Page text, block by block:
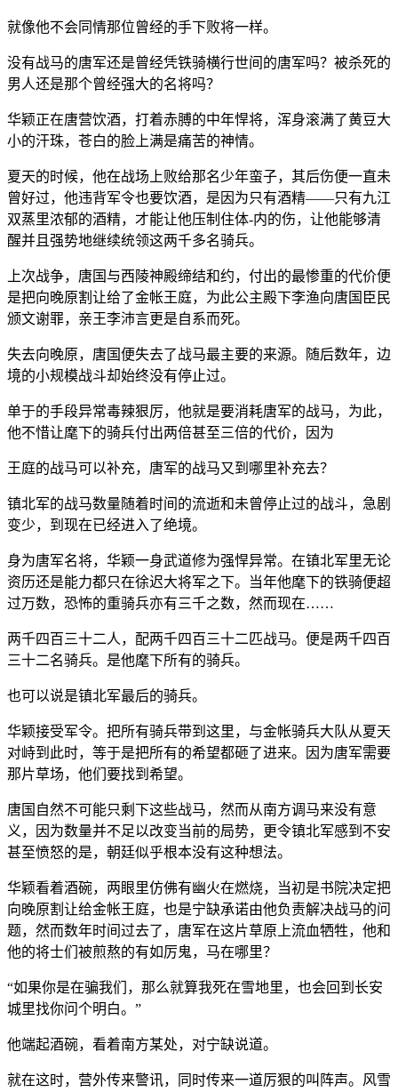
就像他不会同情那位曾经的手下败将一样。
没有战马的唐军还是曾经凭铁骑横行世间的唐军吗？被杀死的
男人还是那个曾经强大的名将吗？
华颖正在唐营饮酒，打着赤膊的中年悍将，浑身滚满了黄豆大
小的汗珠，苍白的脸上满是痛苦的神情。
夏天的时候，他在战场上败给那名少年蛮子，其后伤便一直未
曾好过，他违背军令也要饮酒，是因为只有酒精——只有九江
双蒸里浓郁的酒精，才能让他压制住体-内的伤，让他能够清
醒并且强势地继续统领这两千多名骑兵。
上次战争，唐国与西陵神殿缔结和约，付出的最惨重的代价便
是把向晚原割让给了金帐王庭，为此公主殿下李渔向唐国臣民
颁文谢罪，亲王李沛言更是自系而死。
失去向晚原，唐国便失去了战马最主要的来源。随后数年，边
境的小规模战斗却始终没有停止过。
单于的手段异常毒辣狠厉，他就是要消耗唐军的战马，为此，
他不惜让麾下的骑兵付出两倍甚至三倍的代价，因为
王庭的战马可以补充，唐军的战马又到哪里补充去？
镇北军的战马数量随着时间的流逝和未曾停止过的战斗，急剧
变少，到现在已经进入了绝境。
身为唐军名将，华颖一身武道修为强悍异常。在镇北军里无论
资历还是能力都只在徐迟大将军之下。当年他麾下的铁骑便超
过万数，恐怖的重骑兵亦有三千之数，然而现在……
两千四百三十二人，配两千四百三十二匹战马。便是两千四百
三十二名骑兵。是他麾下所有的骑兵。
也可以说是镇北军最后的骑兵。
华颖接受军令。把所有骑兵带到这里，与金帐骑兵大队从夏天
对峙到此时，等于是把所有的希望都砸了进来。因为唐军需要
那片草场，他们要找到希望。
唐国自然不可能只剩下这些战马，然而从南方调马来没有意
义，因为数量并不足以改变当前的局势，更令镇北军感到不安
甚至愤怒的是，朝廷似乎根本没有这种想法。
华颖看着酒碗，两眼里仿佛有幽火在燃烧，当初是书院决定把
向晚原割让给金帐王庭，也是宁缺承诺由他负责解决战马的问
题，然而数年时间过去了，唐军在这片草原上流血牺牲，他和
他的将士们被煎熬的有如厉鬼，马在哪里？
“如果你是在骗我们，那么就算我死在雪地里，也会回到长安
城里找你问个明白。”
他端起酒碗，看着南方某处，对宁缺说道。
就在这时，营外传来警讯，同时传来一道厉狠的叫阵声。风雪